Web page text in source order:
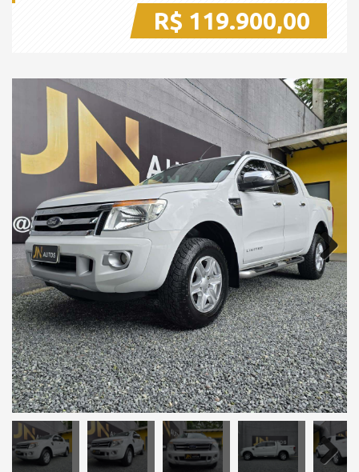
R$ 119.900,00